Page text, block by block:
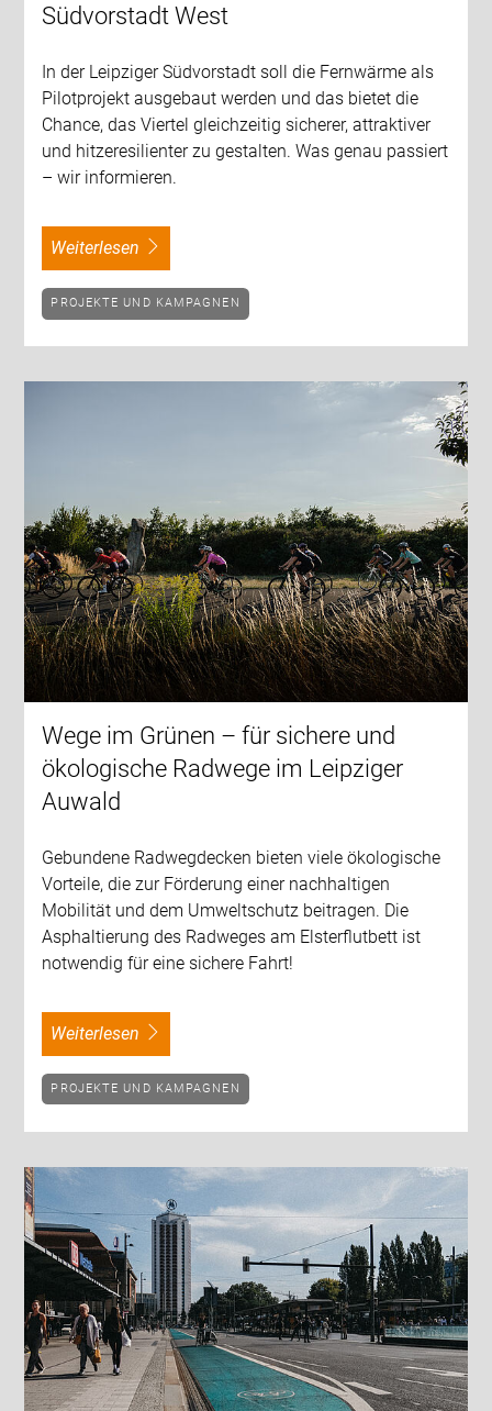
Südvorstadt West
In der Leipziger Südvorstadt soll die Fernwärme als
Pilotprojekt ausgebaut werden und das bietet die
Chance, das Viertel gleichzeitig sicherer, attraktiver
und hitzeresilienter zu gestalten. Was genau passiert
– wir informieren.
weiterlesen
PROJEKTE UND KAMPAGNEN
Wege im Grünen – für sichere und
ökologische Radwege im Leipziger
Auwald
Gebundene Radwegdecken bieten viele ökologische
Vorteile, die zur Förderung einer nachhaltigen
Mobilität und dem Umweltschutz beitragen. Die
Asphaltierung des Radweges am Elsterflutbett ist
notwendig für eine sichere Fahrt!
weiterlesen
PROJEKTE UND KAMPAGNEN